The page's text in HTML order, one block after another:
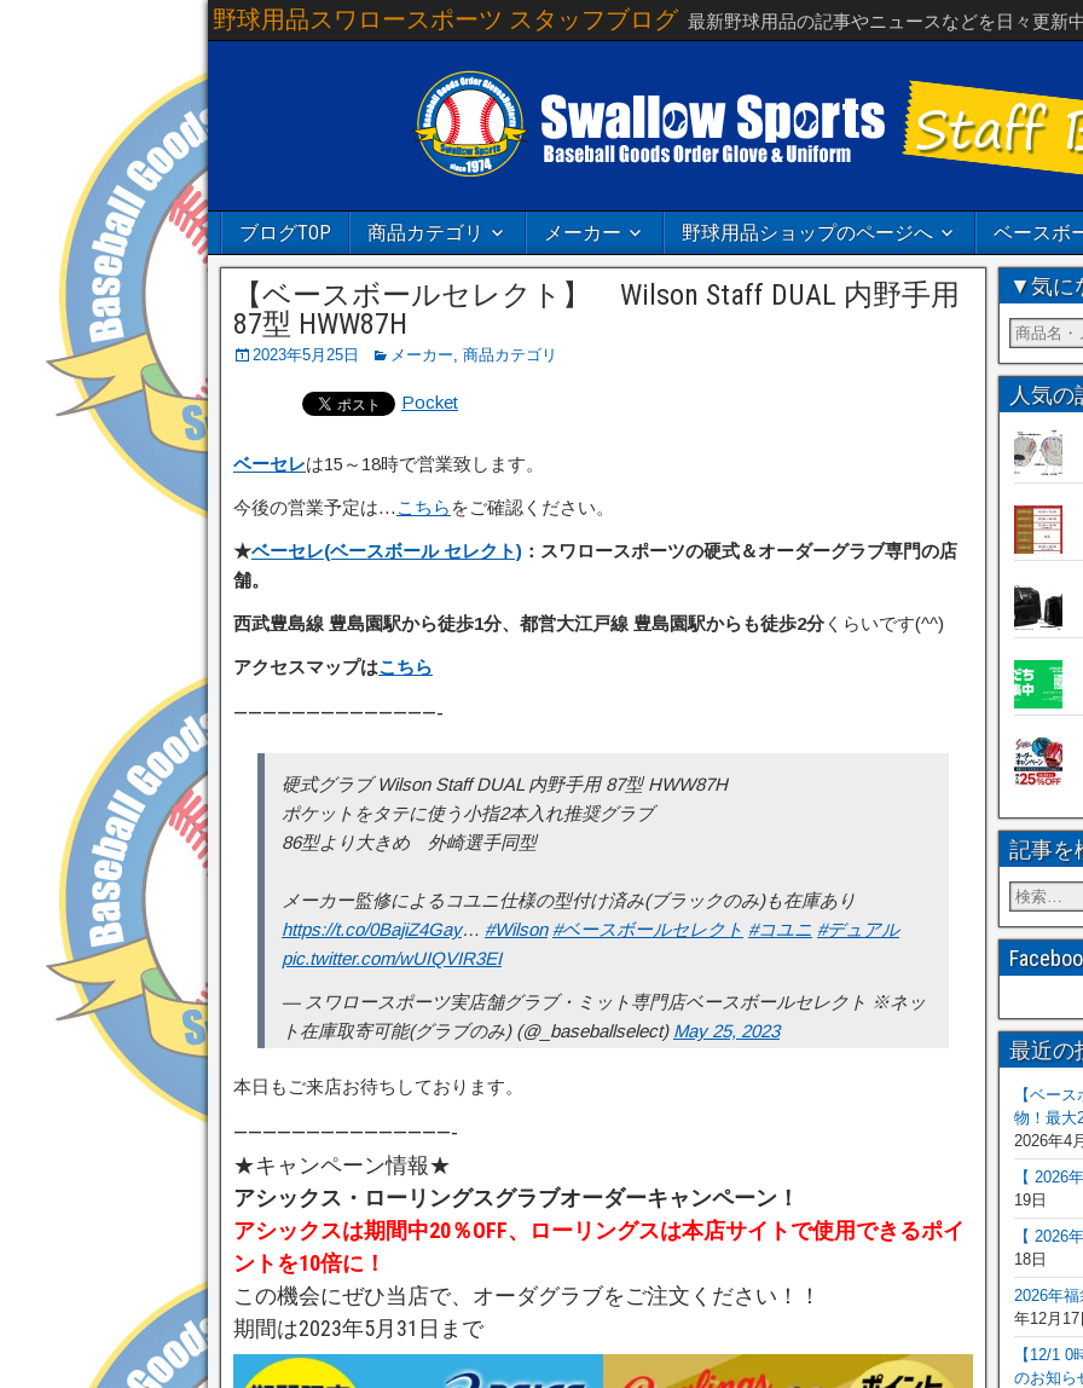
野球用品スワロースポーツ スタッフブログ 最新野球用品の記事やニュースなどを日々更新
ブログTOP 商品カテゴリ メーカー 野球用品ショップのページへ ベースボ
【ベースボールセレクト】 Wilson Staff DUAL 内野手用
87型 HWW87H
2023年5月25日 メーカー, 商品カテゴリ
Pocket
ベーセレは15～18時で営業致します。
今後の営業予定は… こちら をご確認ください。
★ベーセレ(ベースボール セレクト) ：スワロースポーツの硬式＆オーダーグラブ専門の店
舗。
西武豊島線 豊島園駅から徒歩1分、都営大江戸線 豊島園駅からも徒歩2分くらいです(^^)
アクセスマップはこちら
——————————————-
硬式グラブ Wilson Staff DUAL 内野手用 87型 HWW87H
ポケットをタテに使う小指2本入れ推奨グラブ
86型より大きめ 外崎選手同型
メーカー監修によるコユニ仕様の型付け済み(ブラックのみ)も在庫あり
https://t.co/0BajiZ4Gay… #Wilson #ベースボールセレクト #コユニ #デュアル
pic.twitter.com/wUIQVIR3EI
— スワロースポーツ実店舗グラブ・ミット専門店ベースボールセレクト ※ネッ
ト在庫取寄可能(グラブのみ) (@_baseballselect) May 25, 2023
本日もご来店お待ちしております。
———————————————-
★キャンペーン情報★
アシックス・ローリングスグラブオーダーキャンペーン！
アシックスは期間中20％OFF、ローリングスは本店サイトで使用できるポイ
ントを10倍に！
この機会にぜひ当店で、オーダグラブをご注文ください！！
期間は2023年5月31日まで
▼気に
人気の
記事を
最近の
【ベー
物！最大
2026年4
【 2026
19日
【 2026
18日
2026年
年12月17
【12/1
のお知ら